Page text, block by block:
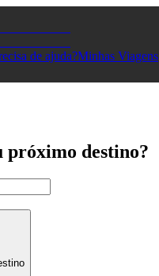
de ajuda?Minhas Viagens
próximo destino?